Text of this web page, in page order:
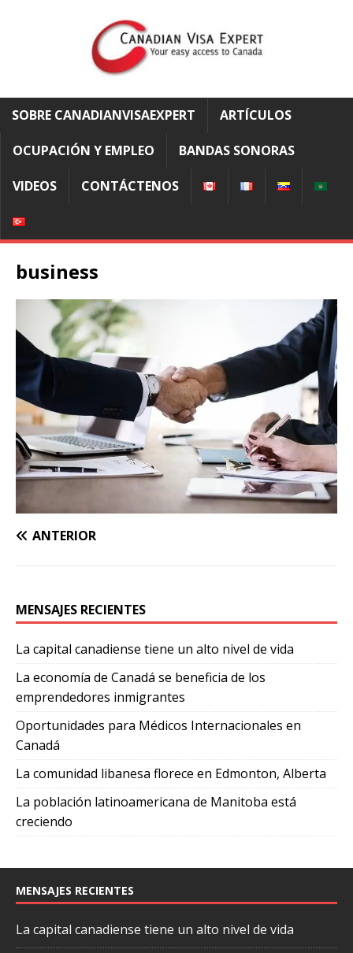
SOBRE CANADIANVISAEXPERT ARTÍCULOS
OCUPACIÓN Y EMPLEO BANDAS SONORAS
VIDEOS CONTÁCTENOS
business
ANTERIOR
MENSAJES RECIENTES
La capital canadiense tiene un alto nivel de vida
La economía de Canadá se beneficia de los
emprendedores inmigrantes
Oportunidades para Médicos Internacionales en
Canadá
La comunidad libanesa florece en Edmonton, Alberta
La población latinoamericana de Manitoba está
creciendo
MENSAJES RECIENTES
La capital canadiense tiene un alto nivel de vida